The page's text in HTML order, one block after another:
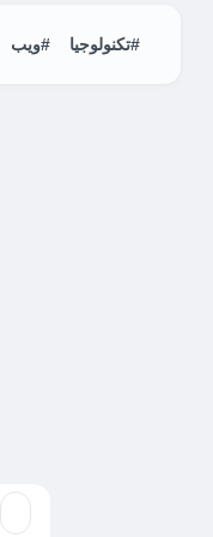
#تكنولوجيا #ويب